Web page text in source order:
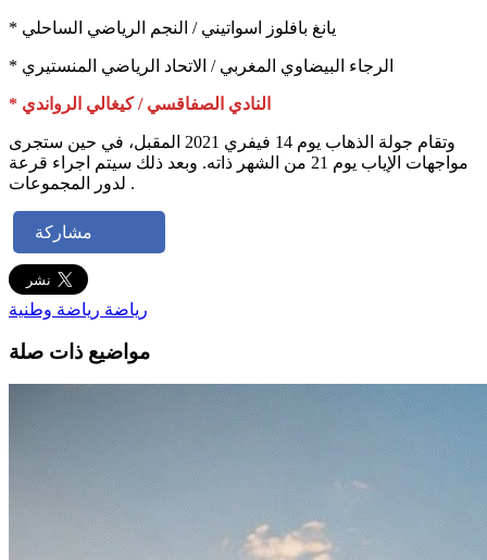
* يانغ بافلوز اسواتيني / النجم الرياضي الساحلي
* الرجاء البيضاوي المغربي / الاتحاد الرياضي المنستيري
* النادي الصفاقسي / كيغالي الرواندي
وتقام جولة الذهاب يوم 14 فيفري 2021 المقبل، في حين ستجرى
مواجهات الإياب يوم 21 من الشهر ذاته. وبعد ذلك سيتم اجراء قرعة
لدور المجموعات .
مشاركة
رياضة رياضة وطنية
مواضيع ذات صلة